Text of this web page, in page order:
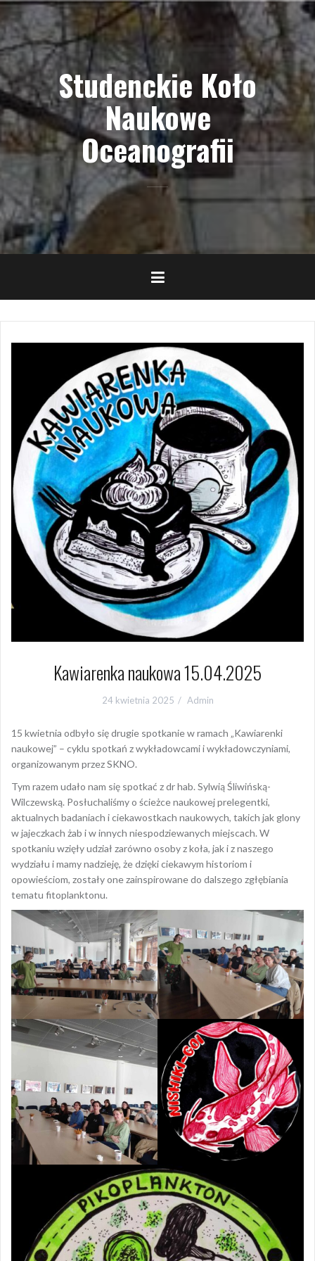
Skip
to
content
Studenckie Koło
Naukowe
Oceanografii
Kawiarenka naukowa 15.04.2025
24 kwietnia 2025 Admin
15 kwietnia odbyło się drugie spotkanie w ramach „Kawiarenki
naukowej” – cyklu spotkań z wykładowcami i wykładowczyniami,
organizowanym przez SKNO.
Tym razem udało nam się spotkać z dr hab. Sylwią Śliwińską-
Wilczewską. Posłuchaliśmy o ścieżce naukowej prelegentki,
aktualnych badaniach i ciekawostkach naukowych, takich jak glony
w jajeczkach żab i w innych niespodziewanych miejscach. W
spotkaniu wzięły udział zarówno osoby z koła, jak i z naszego
wydziału i mamy nadzieję, że dzięki ciekawym historiom i
opowieściom, zostały one zainspirowane do dalszego zgłębiania
tematu fitoplanktonu.